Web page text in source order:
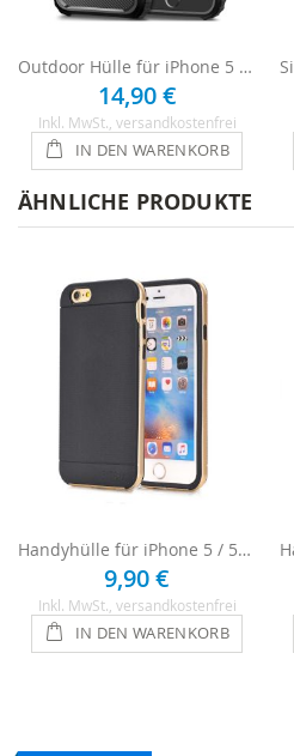
Outdoor Hülle für iPhone 5 / 5s / SE - Schwarz
14,90 €
Inkl. MwSt. , versandkostenfrei
IN DEN WARENKORB
ÄHNLICHE PRODUKTE
Handyhülle für iPhone 5 / 5s / SE in Schwarz / Gold
9,90 €
Inkl. MwSt. , versandkostenfrei
IN DEN WARENKORB